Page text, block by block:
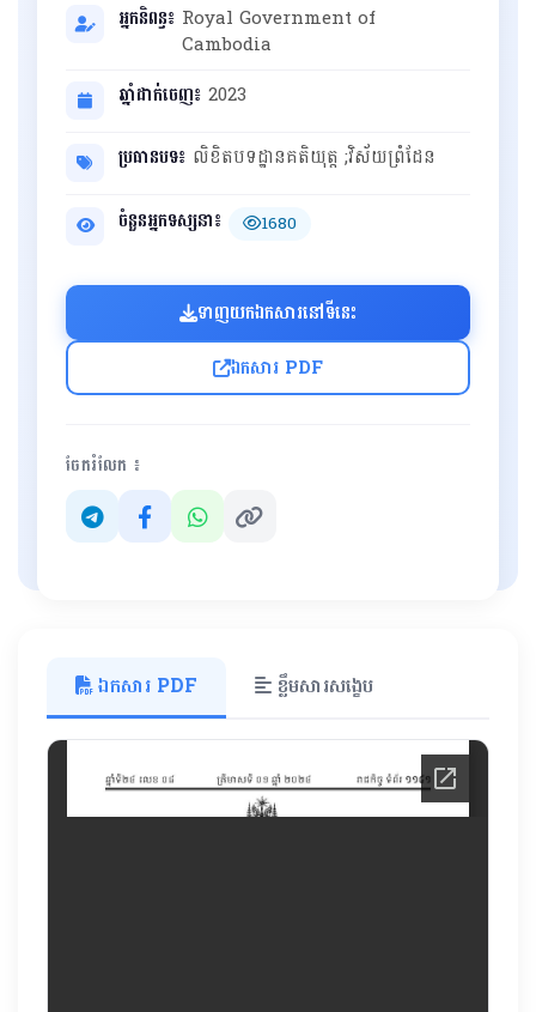
អ្នកនិពន្ធ៖ Royal Government of
Cambodia
ឆ្នាំដាក់ចេញ៖ 2023
ប្រធានបទ៖ លិខិតបទដ្ឋានគតិយុត្ត ;វិស័យព្រំដែន
ចំនួនអ្នកទស្សនា៖
1680
ទាញយកឯកសារនៅទីនេះ
ឯកសារ PDF
ចែករំលែក ៖
ឯកសារ PDF ខ្លឹមសារសង្ខេប